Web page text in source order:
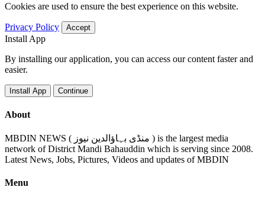
Cookies are used to ensure the best experience on this website.
Privacy Policy Accept
Install App
By installing our application, you can access our content faster and
easier.
Install App Continue
About
MBDIN NEWS ( منڈی بہاؤالدین نیوز ) is the largest media
network of District Mandi Bahauddin which is serving since 2008.
Latest News, Jobs, Pictures, Videos and updates of MBDIN
Menu